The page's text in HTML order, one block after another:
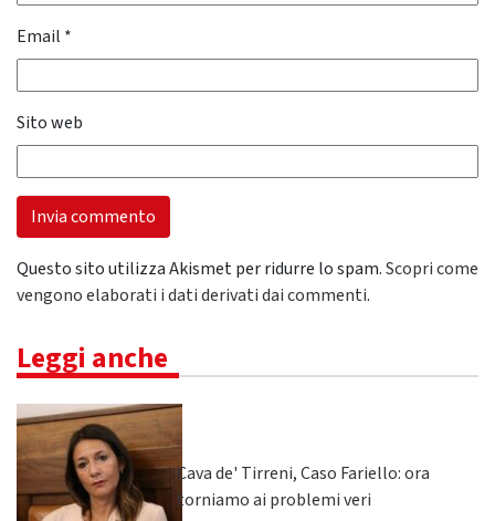
Email *
Sito web
Questo sito utilizza Akismet per ridurre lo spam.Scopri come
vengono elaborati i dati derivati dai commenti.
Leggi anche
Cava de' Tirreni, Caso Fariello: ora
torniamo ai problemi veri